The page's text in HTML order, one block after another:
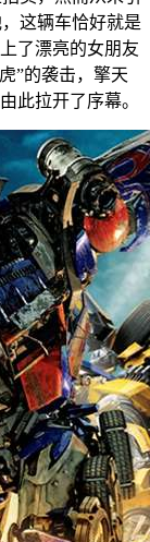
这辆车恰好就是
了漂亮的女朋友
”的袭击，擎天
此拉开了序幕。